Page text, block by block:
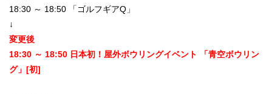
18:30 ～ 18:50 「ゴルフギアQ」
↓
変更後
18:30 ～ 18:50 日本初！屋外ボウリングイベント 「青空ボウリン
グ」[初]